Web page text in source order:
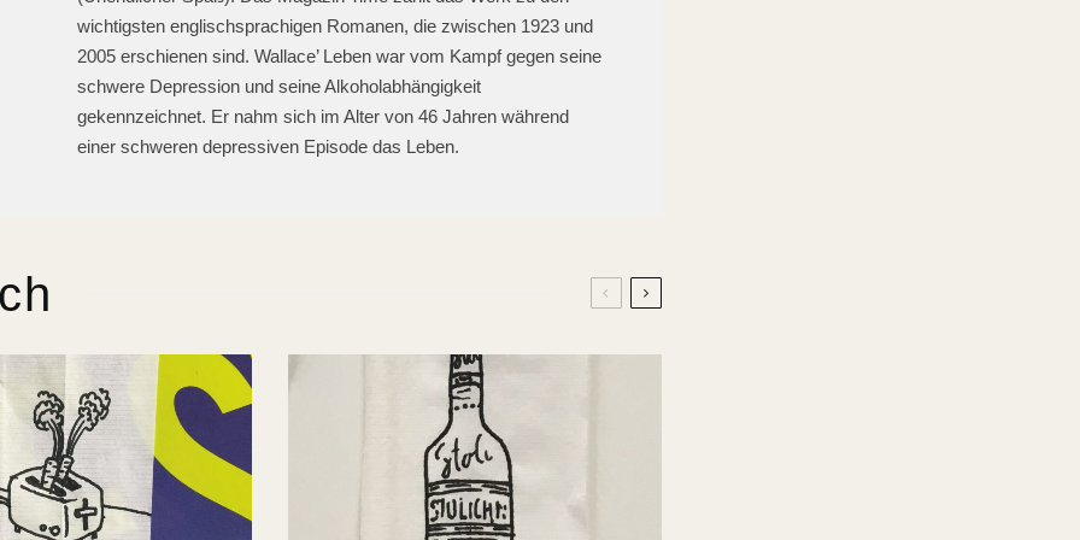
wichtigsten englischsprachigen Romanen, die zwischen 1923 und
2005 erschienen sind. Wallace’ Leben war vom Kampf gegen seine
schwere Depression und seine Alkoholabhängigkeit
gekennzeichnet. Er nahm sich im Alter von 46 Jahren während
einer schweren depressiven Episode das Leben.